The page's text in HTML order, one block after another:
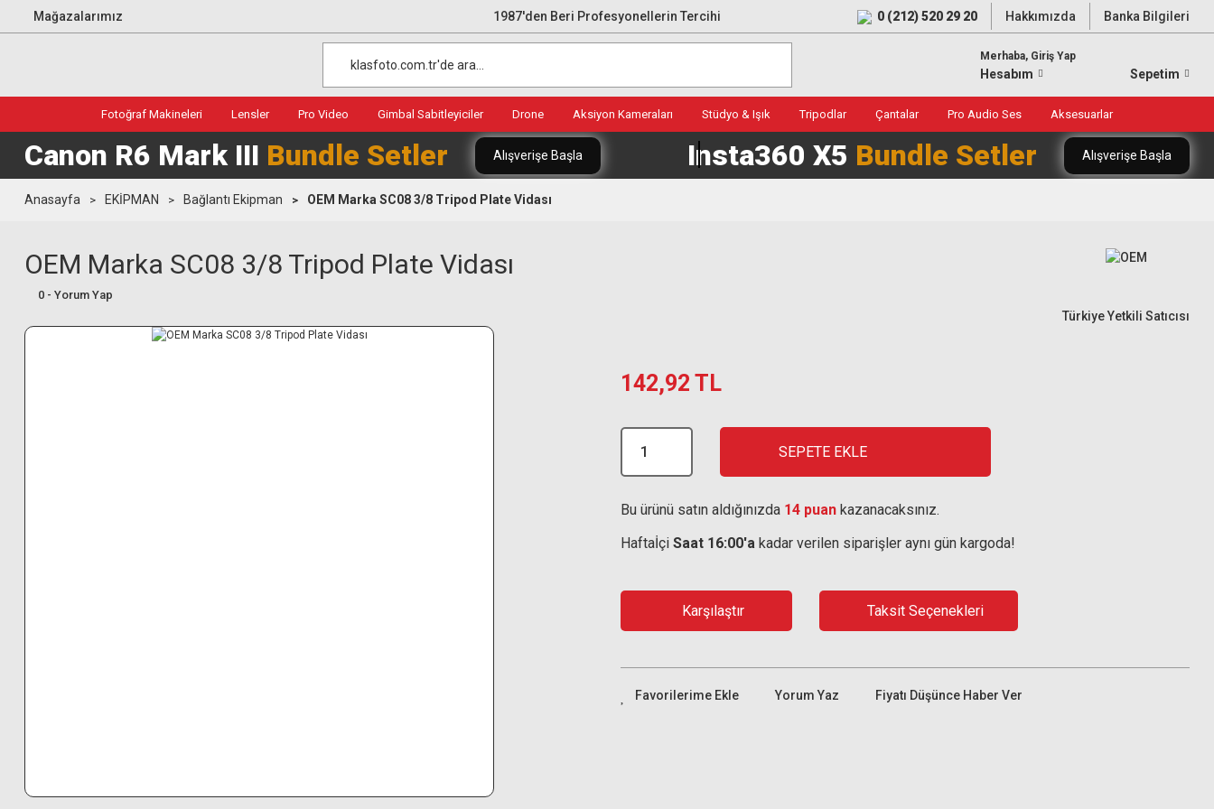
Mağazalarımız 1987'den Beri Profesyonellerin Tercihi 0 (212) 520 29 20 Hakkımızda Banka Bilgileri
Merhaba, Giriş Yap
Hesabım Sepetim
Fotoğraf Makineleri Lensler Pro Video Gimbal Sabitleyiciler Drone Aksiyon Kameraları Stüdyo & Işık Tripodlar Çantalar Pro Audio Ses Aksesuarlar
Canon R6 Mark III Bundle Setler Alışverişe Başla Insta360 X5 Bundle Setler Alışverişe Başla
Anasayfa EKİPMAN Bağlantı Ekipman OEM Marka SC08 3/8 Tripod Plate Vidası
OEM Marka SC08 3/8 Tripod Plate Vidası
0 - Yorum Yap
Türkiye Yetkili Satıcısı
142,92 TL
SEPETE EKLE
Bu ürünü satın aldığınızda 14 puan kazanacaksınız.
Haftaİçi Saat 16:00'a kadar verilen siparişler aynı gün kargoda!
Karşılaştır Taksit Seçenekleri
Yorum Yaz Fiyatı Düşünce Haber Ver